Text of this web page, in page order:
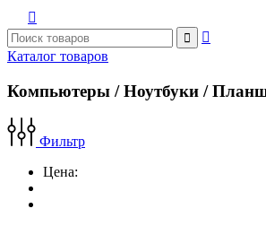



Каталог товаров
Компьютеры / Ноутбуки /
Фильтр
Цена: